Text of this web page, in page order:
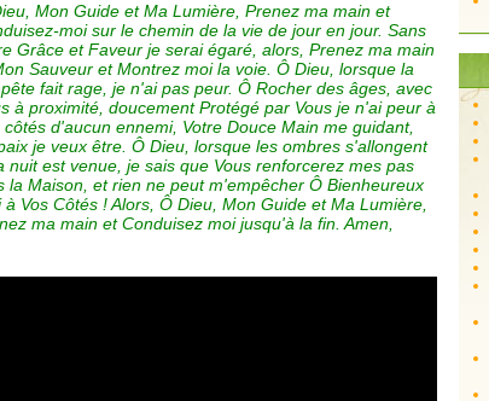
Mon Guide et Ma Lumière, Prenez ma main et
moi sur le chemin de la vie de jour en jour. Sans
Grâce et Faveur je serai égaré, alors, Prenez ma main
Sauveur et Montrez moi la voie. Ô Dieu, lorsque la
fait rage, je n'ai pas peur. Ô Rocher des âges, avec
à proximité, doucement Protégé par Vous je n'ai peur à
côtés d'aucun ennemi, Votre Douce Main me guidant,
je veux être. Ô Dieu, lorsque les ombres s'allongent
nuit est venue, je sais que Vous renforcerez mes pas
la Maison, et rien ne peut m'empêcher Ô Bienheureux
à Vos Côtés ! Alors, Ô Dieu, Mon Guide et Ma Lumière,
ma main et Conduisez moi jusqu'à la fin. Amen,